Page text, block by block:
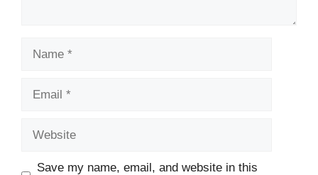
Save my name, email, and website in this